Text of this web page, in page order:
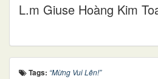
L.m Giuse Hoàng Kim
Tags: “Mừng Vui Lên!”